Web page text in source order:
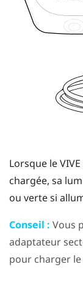
Lorsque leVIVE
chargée, sa
ou verte si
Conseil : Vous
adaptateur
pour charger le